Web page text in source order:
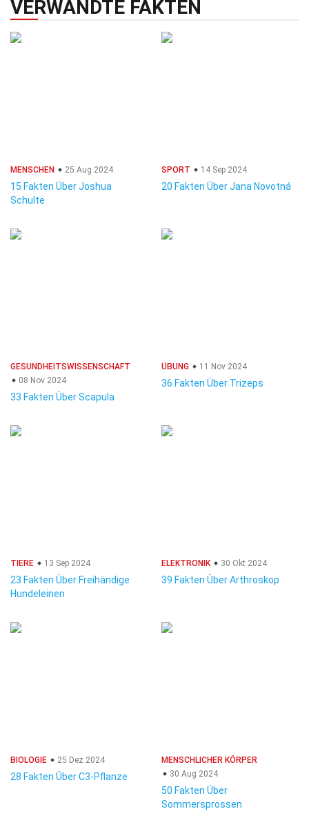
VERWANDTE FAKTEN
MENSCHEN 25 Aug 2024
15 Fakten Über Joshua
Schulte
SPORT 14 Sep 2024
20 Fakten Über Jana Novotná
GESUNDHEITSWISSENSCHAFT
08 Nov 2024
33 Fakten Über Scapula
ÜBUNG 11 Nov 2024
36 Fakten Über Trizeps
TIERE 13 Sep 2024
23 Fakten Über Freihändige
Hundeleinen
ELEKTRONIK 30 Okt 2024
39 Fakten Über Arthroskop
BIOLOGIE 25 Dez 2024
28 Fakten Über C3-Pflanze
MENSCHLICHER KÖRPER
30 Aug 2024
50 Fakten Über
Sommersprossen